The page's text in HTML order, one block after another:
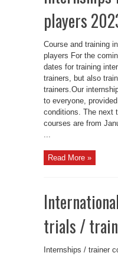
players
Course and training
players For the
dates for training
trainers, but also
trainers.Our
to everyone,
conditions. The next
courses are from
...
Read More »
trials /
Internships / trainer